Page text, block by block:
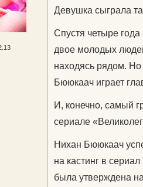
Девушка сыграла
Спустя четыре
двое молодых
находясь рядом. Но
Бююкаач играет
И, конечно, самый
сериале
Нихан Бююкаач
на кастинг в
была утверждена